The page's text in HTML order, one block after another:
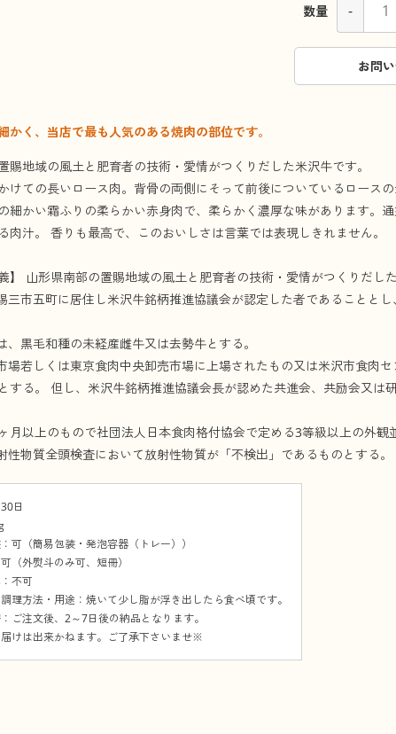
数量 -
お問
かく、当店で最も人気のある焼肉の部位です。
賜地域の風土と肥育者の技術・愛情がつくりだした米沢牛です。
けての長いロース肉。背骨の両側にそって前後についているロース
細かい霜ふりの柔らかい赤身肉で、柔らかく濃厚な味があります。
肉汁。 香りも最高で、このおいしさは言葉では表現しきれません。
義】 山形県南部の置賜地域の風土と肥育者の技術・愛情がつくりだし
三市五町に居住し米沢牛銘柄推進協議会が認定した者であることと
、黒毛和種の未経産雌牛又は去勢牛とする。
場若しくは東京食肉中央卸売市場に上場されたもの又は米沢市食肉
する。 但し、米沢牛銘柄推進協議会長が認めた共進会、共励会又は
月以上のもので社団法人日本食肉格付協会で定める3等級以上の外
性物質全頭検査において放射性物質が「不検出」であるものとする。
日
可（簡易包装・発泡容器（トレー））
（外熨斗のみ可、短冊）
不可
理方法・用途：焼いて少し脂が浮き出したら食べ頃です。
ご注文後、2～7日後の納品となります。
けは出来かねます。ご了承下さいませ※